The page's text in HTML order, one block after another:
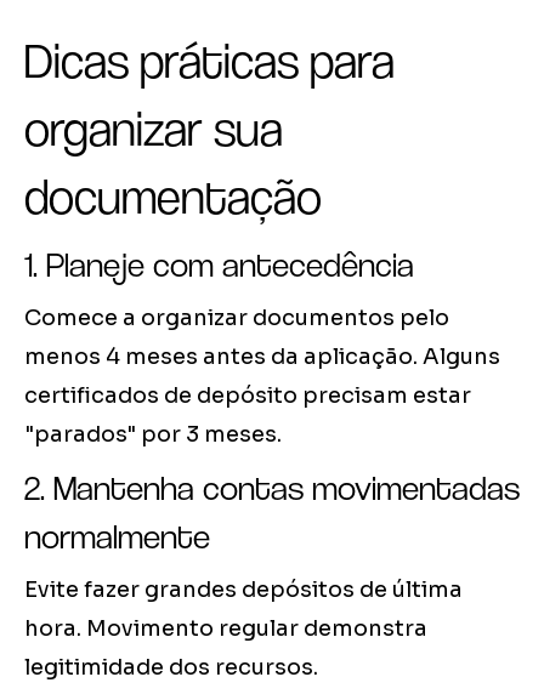
Dicas práticas para
organizar sua
documentação
1. Planeje com antecedência
Comece a organizar documentos pelo
menos 4 meses antes da aplicação. Alguns
certificados de depósito precisam estar
"parados" por 3 meses.
2. Mantenha contas movimentadas
normalmente
Evite fazer grandes depósitos de última
hora. Movimento regular demonstra
legitimidade dos recursos.